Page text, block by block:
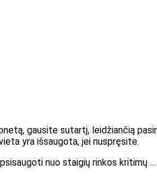
gausite sutartį, leidžiančią
yra išsaugota, jei nuspręsite.
nuo staigių rinkos kritimų